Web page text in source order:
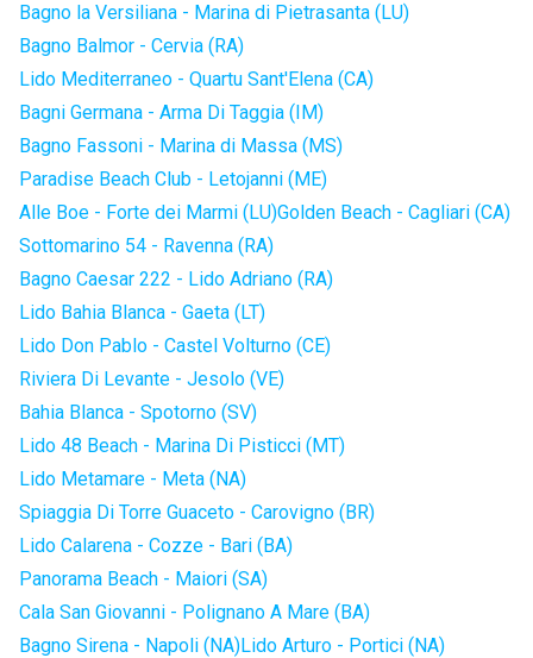
Bagno la Versiliana - Marina di Pietrasanta (LU)
Bagno Balmor - Cervia (RA)
Lido Mediterraneo - Quartu Sant'Elena (CA)
Bagni Germana - Arma Di Taggia (IM)
Bagno Fassoni - Marina di Massa (MS)
Paradise Beach Club - Letojanni (ME)
Alle Boe - Forte dei Marmi (LU)Golden Beach - Cagliari (CA)
Sottomarino 54 - Ravenna (RA)
Bagno Caesar 222 - Lido Adriano (RA)
Lido Bahia Blanca - Gaeta (LT)
Lido Don Pablo - Castel Volturno (CE)
Riviera Di Levante - Jesolo (VE)
Bahia Blanca - Spotorno (SV)
Lido 48 Beach - Marina Di Pisticci (MT)
Lido Metamare - Meta (NA)
Spiaggia Di Torre Guaceto - Carovigno (BR)
Lido Calarena - Cozze - Bari (BA)
Panorama Beach - Maiori (SA)
Cala San Giovanni - Polignano A Mare (BA)
Bagno Sirena - Napoli (NA)Lido Arturo - Portici (NA)